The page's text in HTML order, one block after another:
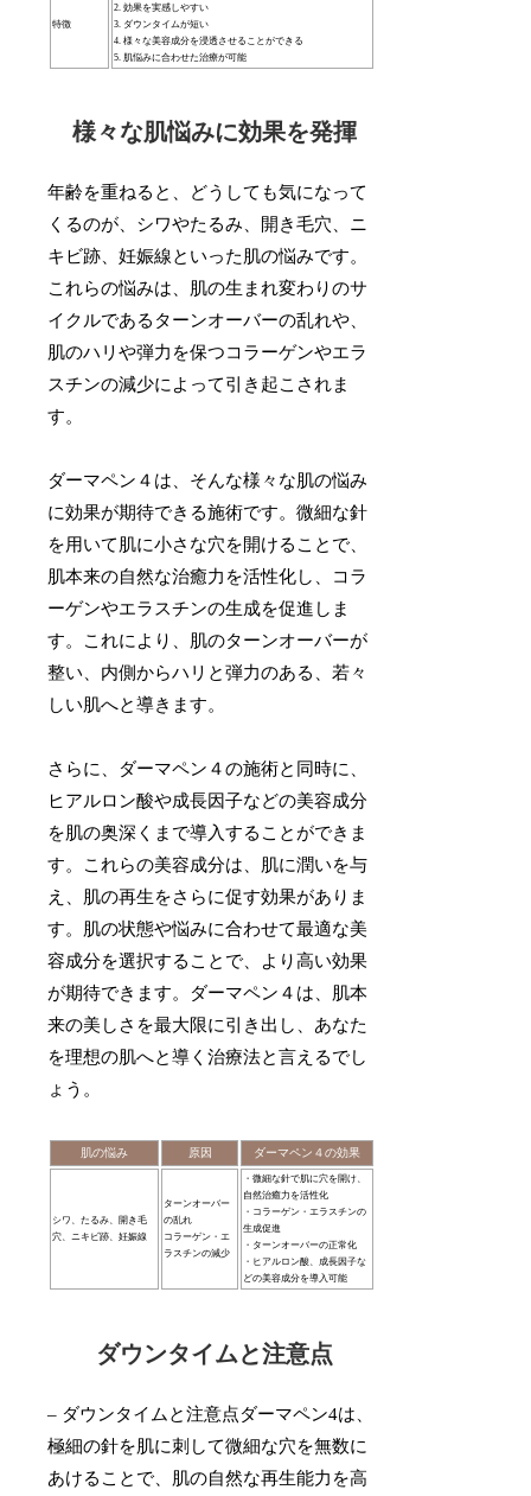
特徴
2. 効果を実感しやすい
3. ダウンタイムが短い
4. 様々な美容成分を浸透させることができる
5. 肌悩みに合わせた治療が可能
様々な肌悩みに効果を発揮
年齢を重ねると、どうしても気になって
くるのが、シワやたるみ、開き毛穴、ニ
キビ跡、妊娠線といった肌の悩みです。
これらの悩みは、肌の生まれ変わりのサ
イクルであるターンオーバーの乱れや、
肌のハリや弾力を保つコラーゲンやエラ
スチンの減少によって引き起こされま
す。
ダーマペン４は、そんな様々な肌の悩み
に効果が期待できる施術です。微細な針
を用いて肌に小さな穴を開けることで、
肌本来の自然な治癒力を活性化し、コラ
ーゲンやエラスチンの生成を促進しま
す。これにより、肌のターンオーバーが
整い、内側からハリと弾力のある、若々
しい肌へと導きます。
さらに、ダーマペン４の施術と同時に、
ヒアルロン酸や成長因子などの美容成分
を肌の奥深くまで導入することができま
す。これらの美容成分は、肌に潤いを与
え、肌の再生をさらに促す効果がありま
す。肌の状態や悩みに合わせて最適な美
容成分を選択することで、より高い効果
が期待できます。ダーマペン４は、肌本
来の美しさを最大限に引き出し、あなた
を理想の肌へと導く治療法と言えるでし
ょう。
肌の悩み 原因 ダーマペン４の効果
シワ、たるみ、開き毛
穴、ニキビ跡、妊娠線
ターンオーバー
の乱れ
コラーゲン・エ
ラスチンの減少
・微細な針で肌に穴を開け、
自然治癒力を活性化
・コラーゲン・エラスチンの
生成促進
・ターンオーバーの正常化
・ヒアルロン酸、成長因子な
どの美容成分を導入可能
ダウンタイムと注意点
– ダウンタイムと注意点ダーマペン4は、
極細の針を肌に刺して微細な穴を無数に
あけることで、肌の自然な再生能力を高